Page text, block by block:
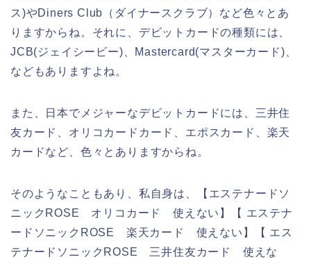
ス)やDiners Club（ダイナースクラブ）など色々とあ
りますからね。それに、デビットカードの種類には、
JCB(ジェイシービー)、Mastercard(マスターカード)、
などもありますよね。
また、日本でメジャーなデビットカードには、三井住
友カード、オリコカードカード、エポスカード、楽天
カードなど、色々とありますからね。
そのようなこともあり、私自身は、【エステナードソ
ニックROSE オリコカード 使えない】【 エステナ
ードソニックROSE 楽天カード 使えない】【 エス
テナードソニックROSE 三井住友カード 使えな